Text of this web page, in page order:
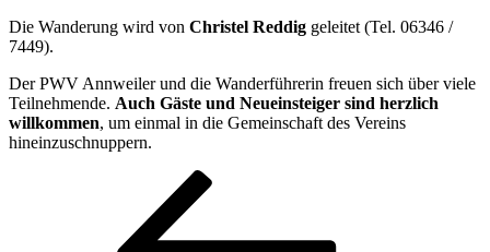
Die Wanderung wird von Christel Reddig geleitet (Tel. 06346 /
7449).
DerPWV Annweilerund die Wanderführerin freuen sich überviele
Teilnehmende. Auch Gäste und Neueinsteiger sind herzlich
willkommen, um einmal in die Gemeinschaft des Vereins
hineinzuschnuppern.
Beitragsnavigation